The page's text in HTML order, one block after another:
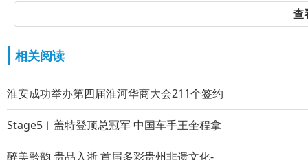
查
相关阅读
淮安成功举办第四届淮河华商大会211个签约
Stage5︱盖特登顶总冠军 中国车手王奎程拿
醉美黔韵 贵品入浙 首届多彩贵州非遗文化-